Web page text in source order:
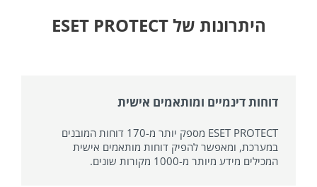
היתרונות של ESET PROTECT
דוחות דינמיים ומותאמים אישית
ESET PROTECT מספק יותר מ-170 דוחות המובנים
במערכת, ומאפשר להפיק דוחות מותאמים אישית
המכילים מידע מיותר מ-1000 מקורות שונים.